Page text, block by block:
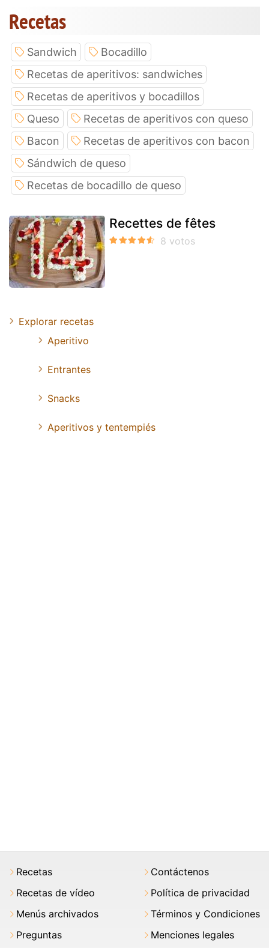
Recetas
Sandwich
Bocadillo
Recetas de aperitivos: sandwiches
Recetas de aperitivos y bocadillos
Queso
Recetas de aperitivos con queso
Bacon
Recetas de aperitivos con bacon
Sándwich de queso
Recetas de bocadillo de queso
Recettes de fêtes
Explorar recetas
Aperitivo
Entrantes
Snacks
Aperitivos y tentempiés
Recetas
Recetas de vídeo
Menús archivados
Preguntas
Contáctenos
Política de privacidad
Términos y Condiciones
Menciones legales